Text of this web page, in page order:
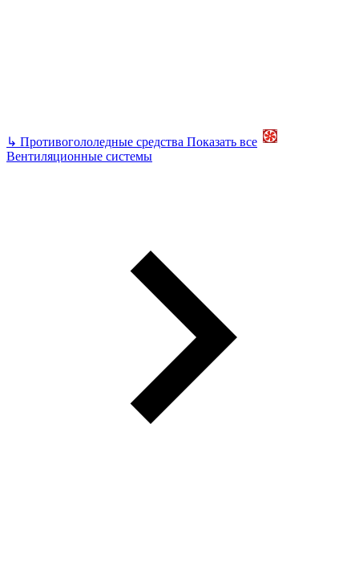
↳ Противогололедные средства Показать все
Вентиляционные системы